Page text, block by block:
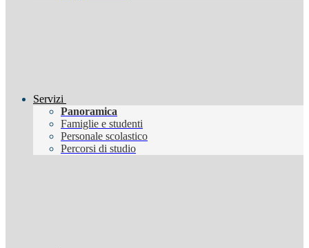
Servizi
Panoramica
Famiglie e studenti
Personale scolastico
Percorsi di studio